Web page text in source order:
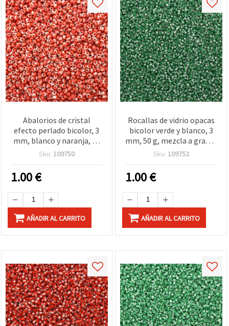
Abalorios de cristal
efecto perlado bicolor, 3
mm, blanco y naranja, 50
g – para bisutería y
Sku: 109750
1.00€
AÑADIR AL CARRITO
Rocallas de vidrio opacas
bicolor verde y blanco, 3
mm, 50 g, mezcla a granel
para bisutería, enfilado y
Sku: 109752
1.00€
AÑADIR AL CARRITO